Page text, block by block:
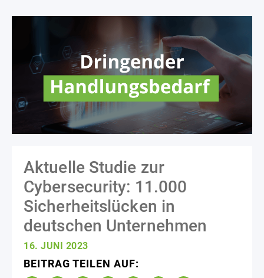
Aktuelle Studie zur
Cybersecurity: 11.000
Sicherheitslücken in
deutschen Unternehmen
16. JUNI 2023
BEITRAG TEILEN AUF: